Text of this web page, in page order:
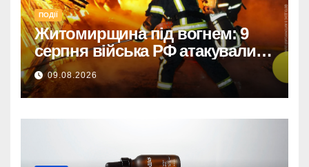
ПОДІЇ
Житомирщина під вогнем: 9
серпня війська РФ атакували
дронами, троє поранених
09.08.2026